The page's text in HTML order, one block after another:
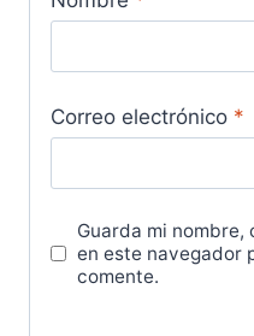
Correo electrónico *
Guarda mi
en este navegador
comente.